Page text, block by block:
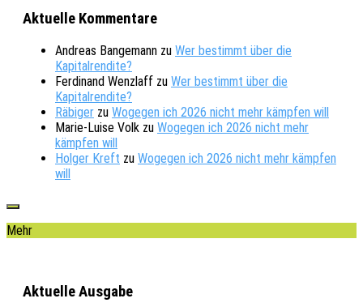
Aktuelle Kommentare
Andreas Bangemann zu Wer bestimmt über die
Kapitalrendite?
Ferdinand Wenzlaff zu Wer bestimmt über die
Kapitalrendite?
Räbiger zu Wogegen ich 2026 nicht mehr kämpfen will
Marie-Luise Volk zu Wogegen ich 2026 nicht mehr
kämpfen will
Holger Kreft zu Wogegen ich 2026 nicht mehr kämpfen
will
Mehr
Aktuelle Ausgabe